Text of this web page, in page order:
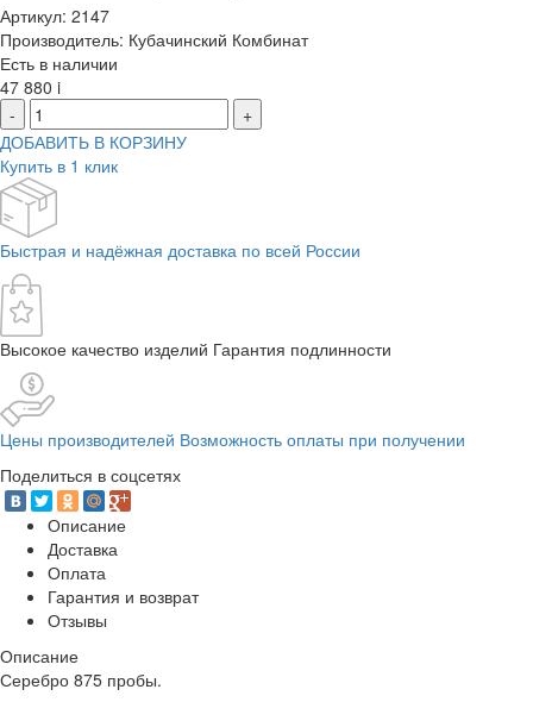
Артикул: 2147
Производитель: Кубачинский Комбинат
Есть в наличии
47 880 i
-
+
ДОБАВИТЬ В КОРЗИНУ
Купить в 1 клик
Быстрая и надёжная доставка по всей России
Высокое качество изделий Гарантия подлинности
Цены производителей Возможность оплаты при получении
Поделиться в соцсетях
Описание
Доставка
Оплата
Гарантия и возврат
Отзывы
Описание
Серебро 875 пробы.